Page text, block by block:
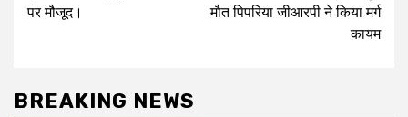
पर मौजूद।
मौत पिपरिया जीआरपी ने किया मर्ग
कायम
BREAKING NEWS